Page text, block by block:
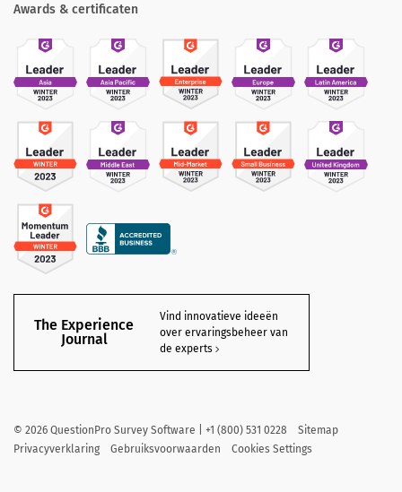
Awards & certificaten
The Experience
Journal
Vind innovatieve ideeën
over ervaringsbeheer van
de experts
© 2026 QuestionPro Survey Software | +1 (800) 531 0228
Sitemap
Privacyverklaring
Gebruiksvoorwaarden Cookies Settings